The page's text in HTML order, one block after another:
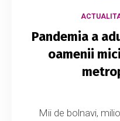
Pandemia a
oamenii
Mii de bolnavi,